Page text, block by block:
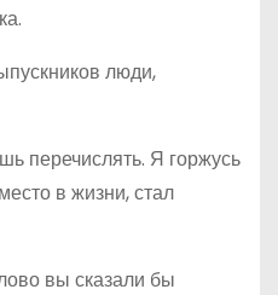
люди,
перечислять. Я горжусь
в жизни, стал
вы сказали бы